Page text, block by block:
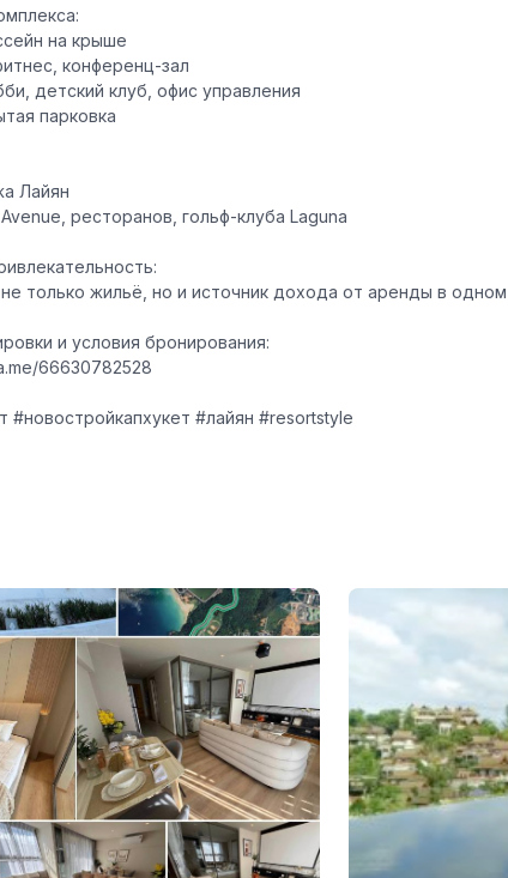
на крыше
конференц-зал
детский клуб, офис управления
парковка
Лайян
ресторанов, гольф-клуба Laguna
только жильё, но и источник дохода от аренды в
и условия бронирования:
66630782528
#новостройкапхукет #лайян #resortstyle